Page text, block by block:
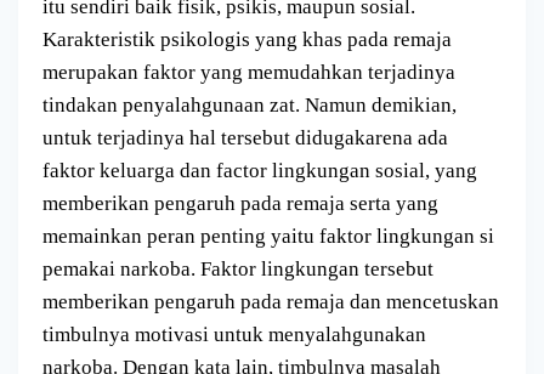
itu sendiri baik fisik, psikis, maupun sosial.
Karakteristik psikologis yang khas pada remaja
merupakan faktor yang memudahkan terjadinya
tindakan penyalahgunaan zat. Namun demikian,
untuk terjadinya hal tersebut didugakarena ada
faktor keluarga dan factor lingkungan sosial, yang
memberikan pengaruh pada remaja serta yang
memainkan peran penting yaitu faktor lingkungan si
pemakai narkoba. Faktor lingkungan tersebut
memberikan pengaruh pada remaja dan mencetuskan
timbulnya motivasi untuk menyalahgunakan
narkoba. Dengan kata lain, timbulnya masalah